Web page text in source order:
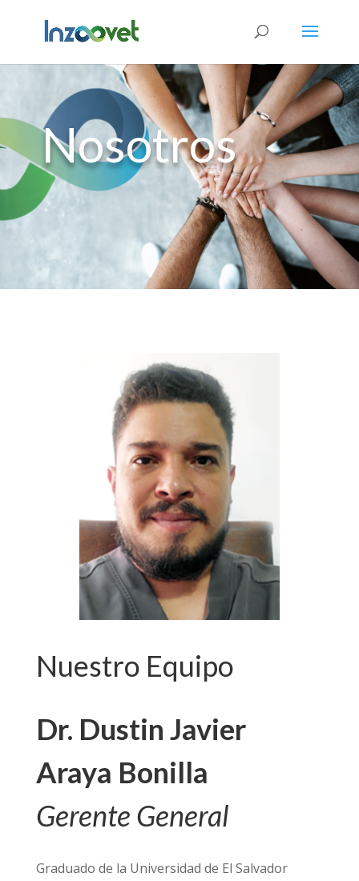
Nosotros
Nuestro Equipo
Dr. Dustin Javier
Araya Bonilla
Gerente General
Graduado de la Universidad de El Salvador